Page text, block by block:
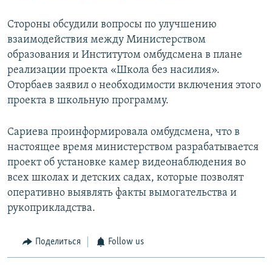
Стороны обсудили вопросы по улучшению
взаимодействия между Министерством
образования и Институтом омбудсмена в плане
реализации проекта «Школа без насилия».
Оторбаев заявил о необходимости включения этого
проекта в школьную программу.
Сариева проинформировала омбудсмена, что в
настоящее время министерством разрабатывается
проект об установке камер видеонаблюдения во
всех школах и детских садах, которые позволят
оперативно выявлять факты вымогательства и
рукоприкладства.
Поделиться Follow us